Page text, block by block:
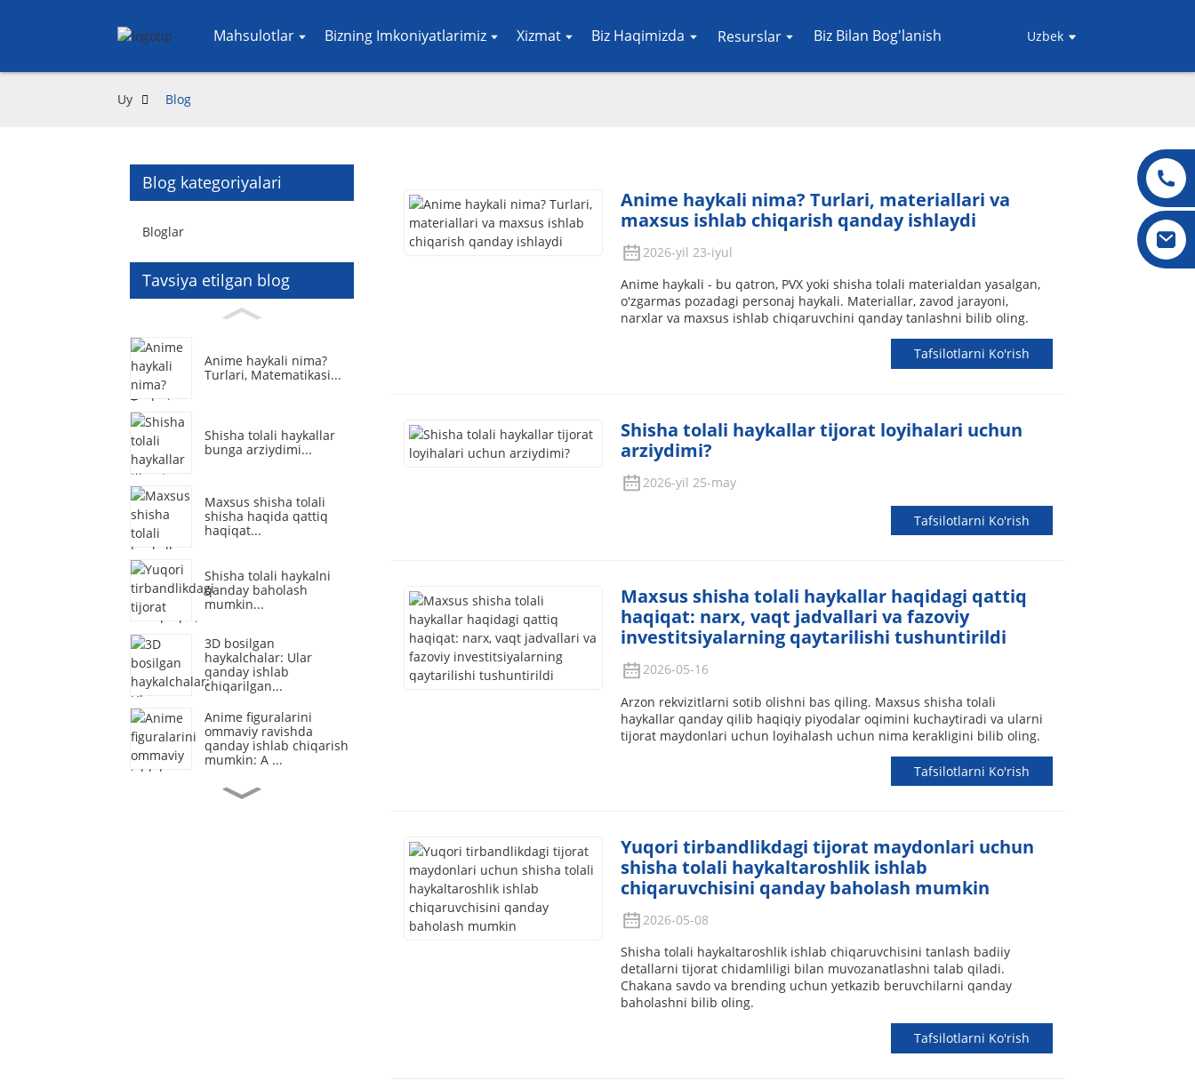
Mahsulotlar Bizning Imkoniyatlarimiz Xizmat Biz Haqimizda Resurslar Biz Bilan Bog'lanish Uzbek
Uy Blog
Blog kategoriyalari
Bloglar
Tavsiya etilgan blog
Anime haykali nima?
Turlari, Matematikasi...
Shisha tolali haykallar
bunga arziydimi...
Maxsus shisha tolali
shisha haqida qattiq
haqiqat...
Shisha tolali haykalni
qanday baholash
mumkin...
3D bosilgan
haykalchalar: Ular
qanday ishlab
chiqarilgan...
Anime figuralarini
ommaviy ravishda
qanday ishlab chiqarish
mumkin: A ...
Maxsus figura yasash
Anime haykali nima? Turlari, materiallari va
maxsus ishlab chiqarish qanday ishlaydi
2026-yil 23-iyul
Anime haykali - bu qatron, PVX yoki shisha tolali materialdan yasalgan,
o'zgarmas pozadagi personaj haykali. Materiallar, zavod jarayoni,
narxlar va maxsus ishlab chiqaruvchini qanday tanlashni bilib oling.
Tafsilotlarni Ko'rish
Shisha tolali haykallar tijorat loyihalari uchun
arziydimi?
2026-yil 25-may
Tafsilotlarni Ko'rish
Maxsus shisha tolali haykallar haqidagi qattiq
haqiqat: narx, vaqt jadvallari va fazoviy
investitsiyalarning qaytarilishi tushuntirildi
2026-05-16
Arzon rekvizitlarni sotib olishni bas qiling. Maxsus shisha tolali
haykallar qanday qilib haqiqiy piyodalar oqimini kuchaytiradi va ularni
tijorat maydonlari uchun loyihalash uchun nima kerakligini bilib oling.
Tafsilotlarni Ko'rish
Yuqori tirbandlikdagi tijorat maydonlari uchun
shisha tolali haykaltaroshlik ishlab
chiqaruvchisini qanday baholash mumkin
2026-05-08
Shisha tolali haykaltaroshlik ishlab chiqaruvchisini tanlash badiiy
detallarni tijorat chidamliligi bilan muvozanatlashni talab qiladi.
Chakana savdo va brending uchun yetkazib beruvchilarni qanday
baholashni bilib oling.
Tafsilotlarni Ko'rish